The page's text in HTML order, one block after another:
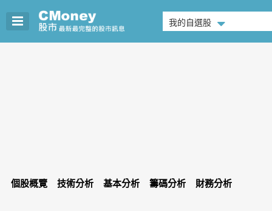
我的自選股
個股概覽 技術分析 基本分析 籌碼分析 財務分析